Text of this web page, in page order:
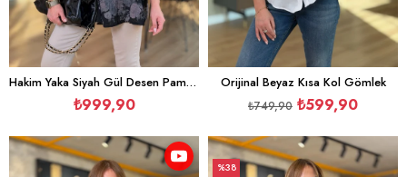
Hakim Yaka Siyah Gül Desen Pamuk Gömlek
₺999,90
Orijinal Beyaz Kısa Kol Gömlek
₺599,90
₺749,90
%38